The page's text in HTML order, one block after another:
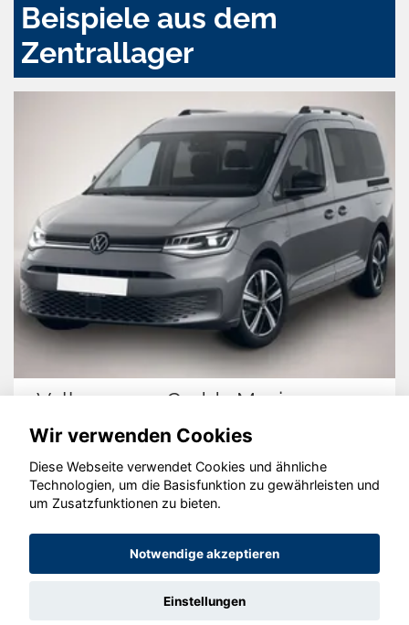
Beispiele aus dem
Zentrallager
Volkswagen Caddy Maxi
© konjunkturmotor.de GmbH 2020 - 2026
Wir verwenden Cookies
Diese Webseite verwendet Cookies und ähnliche
Technologien, um die Basisfunktion zu gewährleisten und
um Zusatzfunktionen zu bieten.
Notwendige akzeptieren
Einstellungen